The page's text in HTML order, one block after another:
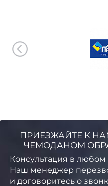
ПРИЕЗЖАЙТЕ К
ЧЕМОДАНОМ
Консультация в
Наш менеджер
и договоритесь о